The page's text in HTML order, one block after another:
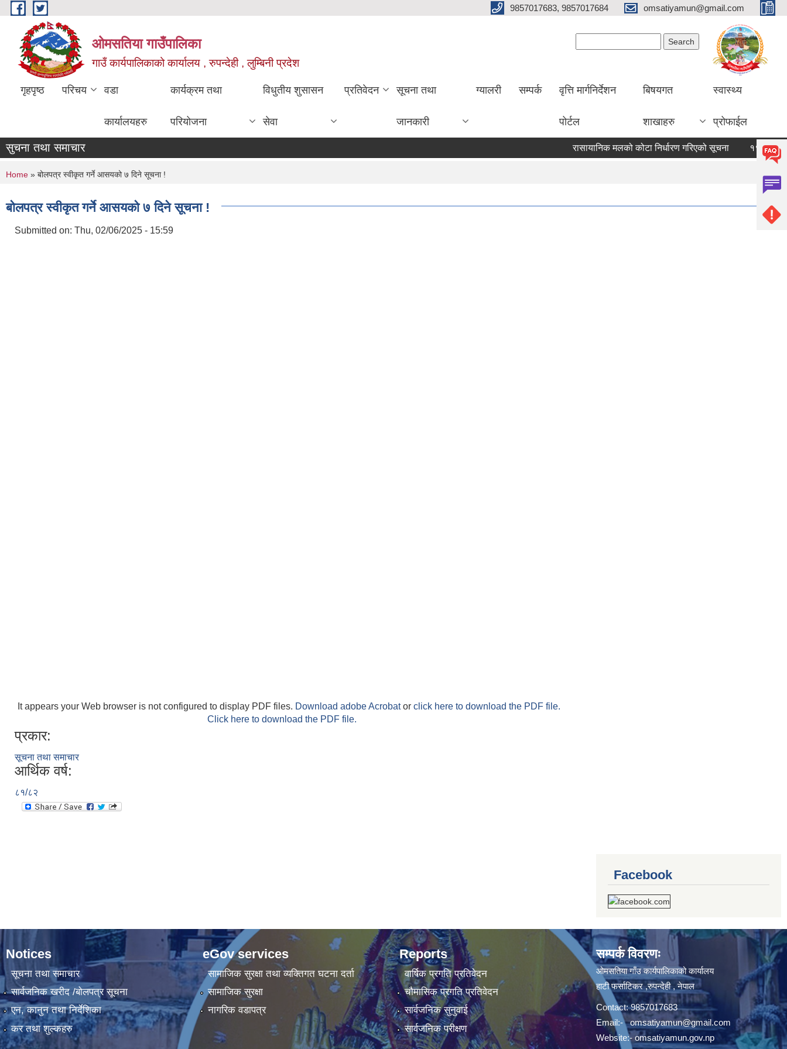
Skip to main content 9857017683, 9857017684 omsatiyamun@gmail.com
ओमसतिया गाउँपालिका
गाउँ कार्यपालिकाको कार्यालय , रुपन्देही , लुम्बिनी प्रदेश
गृहपृष्ठ परिचय वडा
कार्यालयहरु
कार्यक्रम तथा
परियोजना
विधुतीय शुसासन
सेवा
प्रतिवेदन सूचना तथा
जानकारी
ग्यालरी सम्पर्क वृत्ति मार्गनिर्देशन
पोर्टल
बिषयगत
शाखाहरु
स्वास्थ्य
प्रोफाईल
सुचना तथा समाचार रासायानिक मलको कोटा निर्धारण गरिएको सूचना १९ औं
You are here
Home » बोलपत्र स्वीकृत गर्ने आसयको ७ दिने सूचना !
बोलपत्र स्वीकृत गर्ने आसयको ७ दिने सूचना !
Submitted on: Thu, 02/06/2025 - 15:59
It appears your Web browser is not configured to display PDF files. Download adobe Acrobator click here to download the PDF file.
Click here to download the PDF file.
प्रकार:
सूचना तथा समाचार
आर्थिक वर्ष:
८१/८२
Facebook
Notices
सूचना तथा समाचार
सार्वजनिक खरीद /बोलपत्र सूचना
एन, कानुन तथा निर्देशिका
कर तथा शुल्कहरु
eGov services
सामाजिक सुरक्षा तथा व्यक्तिगत घटना दर्ता
सामाजिक सुरक्षा
नागरिक वडापत्र
Reports
वार्षिक प्रगति प्रतिवेदन
चौमासिक प्रगति प्रतिवेदन
सार्वजनिक सुनुवाई
सार्वजनिक परीक्षण
सम्पर्क विवरणः
ओमसतिया गाँउ कार्यपालिकाको कार्यालय
हाटी फर्साटिकर ,रुपन्देही , नेपाल
Contact: 9857017683
Email:-omsatiyamun@gmail.com
Website:- omsatiyamun.gov.np